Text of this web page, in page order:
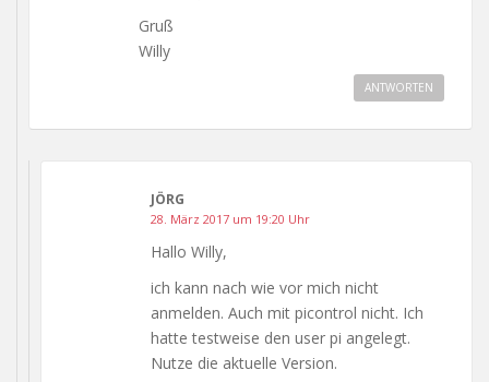
Gruß
Willy
ANTWORTEN
JÖRG
28. März 2017 um 19:20 Uhr
Hallo Willy,
ich kann nach wie vor mich nicht
anmelden. Auch mit picontrol nicht. Ich
hatte testweise den user pi angelegt.
Nutze die aktuelle Version.